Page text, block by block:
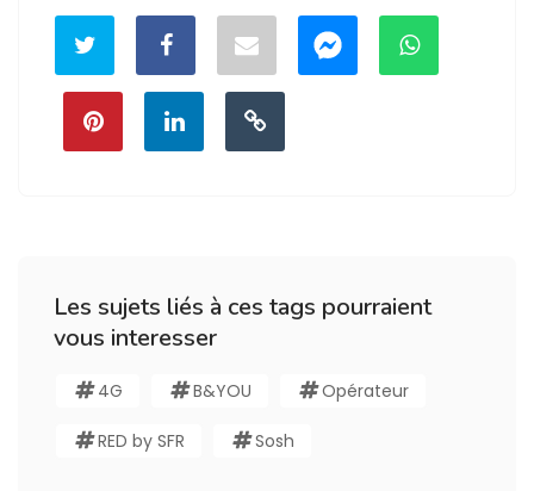
Les sujets liés à ces tags pourraient
vous interesser
4G B&YOU Opérateur
RED by SFR Sosh